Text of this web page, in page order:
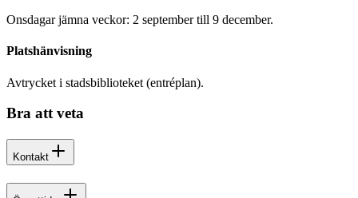
Onsdagar jämna veckor: 2 september till 9 december.
Platshänvisning
Avtrycket i stadsbiblioteket (entréplan).
Bra att veta
Kontakt